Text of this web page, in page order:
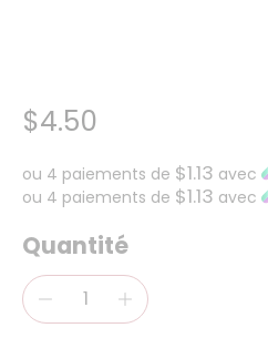
$4.50
ou 4 paiements de $1.13 avec
ou 4 paiements de $1.13 avec
Quantité